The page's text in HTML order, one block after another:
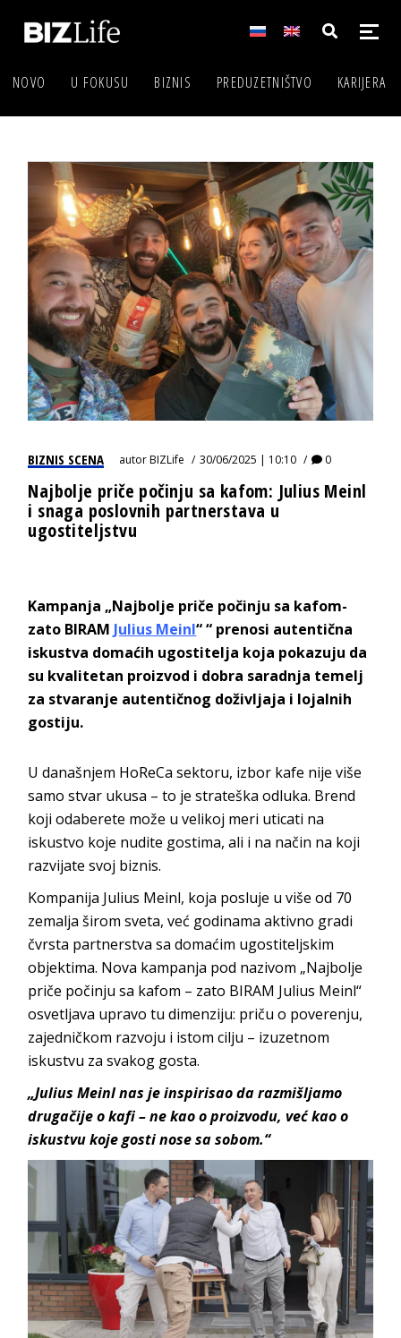
NOVO U FOKUSU BIZNIS PREDUZETNIŠTVO KARIJERA
BIZNIS SCENA autorBIZLife 30/06/2025 | 10:10 0
Najbolje priče počinju sa kafom: Julius Meinl
i snaga poslovnih partnerstava u
ugostiteljstvu
Kampanja „Najbolje priče počinju sa kafom-
zato BIRAM Julius Meinl““ prenosi autentična
iskustva domaćih ugostitelja koja pokazuju da
su kvalitetan proizvod i dobra saradnja temelj
za stvaranje autentičnog doživljaja i lojalnih
gostiju.
U današnjem HoReCa sektoru, izbor kafe nije više
samo stvar ukusa – to je strateška odluka. Brend
koji odaberete može u velikoj meri uticati na
iskustvo koje nudite gostima, ali i na način na koji
razvijate svoj biznis.
Kompanija Julius Meinl, koja posluje u više od 70
zemalja širom sveta, već godinama aktivno gradi
čvrsta partnerstva sa domaćim ugostiteljskim
objektima. Nova kampanja pod nazivom „Najbolje
priče počinju sa kafom – zato BIRAM Julius Meinl“
osvetljava upravo tu dimenziju: priču o poverenju,
zajedničkom razvoju i istom cilju – izuzetnom
iskustvu za svakog gosta.
„Julius Meinl nas je inspirisao da razmišljamo
drugačije o kafi – ne kao o proizvodu, već kao o
iskustvu koje gosti nose sa sobom.“